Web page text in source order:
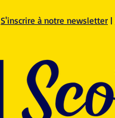
S'inscrire à notre newsletter |